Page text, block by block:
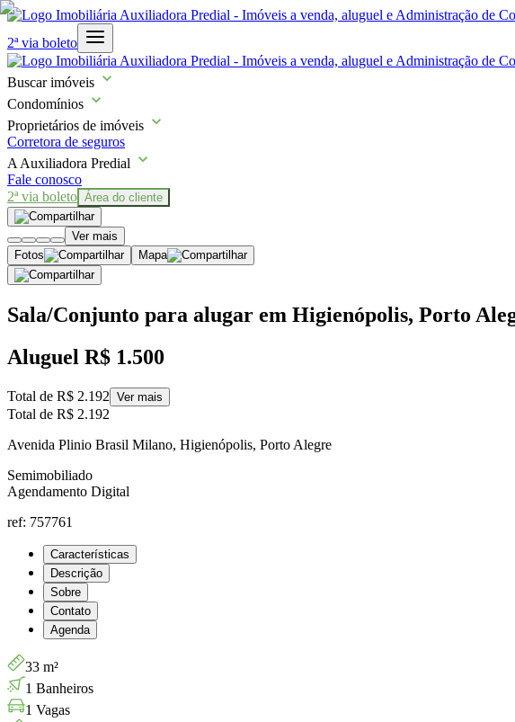
2ª via boleto
Buscar imóveis
Condomínios
Proprietários de imóveis
Corretora de seguros
A Auxiliadora Predial
Fale conosco
2ª via boleto Área do cliente
Ver mais
Fotos
Mapa
Sala/Conjunto para alugar em Higienópolis, Porto
Aluguel R$ 1.500
Total de R$ 2.192 Ver mais
Total de R$ 2.192
Avenida Plinio Brasil Milano, Higienópolis, Porto Alegre
Semimobiliado
Agendamento Digital
ref: 757761
Características
Descrição
Sobre
Contato
Agenda
33 m²
1 Banheiros
1 Vagas